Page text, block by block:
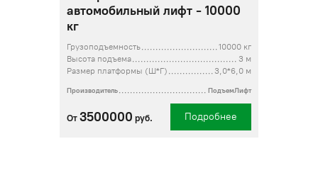
автомобильный лифт - 10000
кг
Грузоподъемность
10000 кг
Высота подъема
3 м
Размер платформы (Ш*Г)
3,0*6,0 м
Производитель ПодъемЛифт
От 3500000 руб. Подробнее